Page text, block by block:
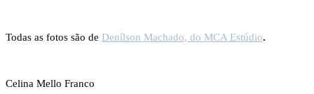
Todas as fotos são de Denílson Machado, do MCA Estúdio.
Celina Mello Franco